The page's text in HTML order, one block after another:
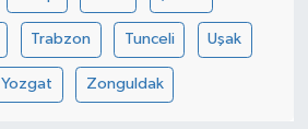
Trabzon Tunceli Uşak
Yozgat Zonguldak